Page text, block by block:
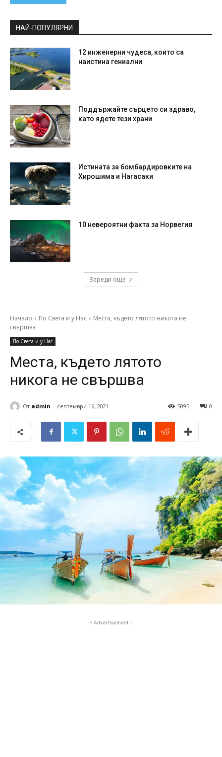
НАЙ-ПОПУЛЯРНИ
12 инженерни чудеса, които са
наистина гениални
Поддържайте сърцето си здраво,
като ядете тези храни
Истината за бомбардировките на
Хирошима и Нагасаки
10 невероятни факта за Норвегия
Зареди още